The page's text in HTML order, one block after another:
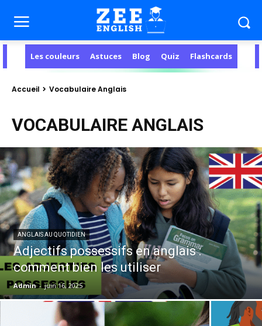
Les couleurs Astuces Blog Quiz Flashcards
Accueil Vocabulaire Anglais
VOCABULAIRE ANGLAIS
ANGLAIS AU QUOTIDIEN
Adjectifs possessifs en anglais :
comment bien les utiliser
Admin - juin 16, 2025